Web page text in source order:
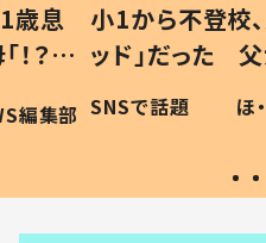
歳息
？」
編集部
小1から不登校
ッド」だった
作り続ける理
#令和の子
SNSで話題 ほ